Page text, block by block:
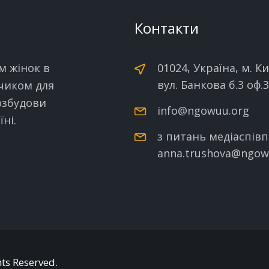
жінок в
для
Контакти
01024, Україна, м.
вул. Банкова б.3
info@ngowuu.org
з питань
Reserved.